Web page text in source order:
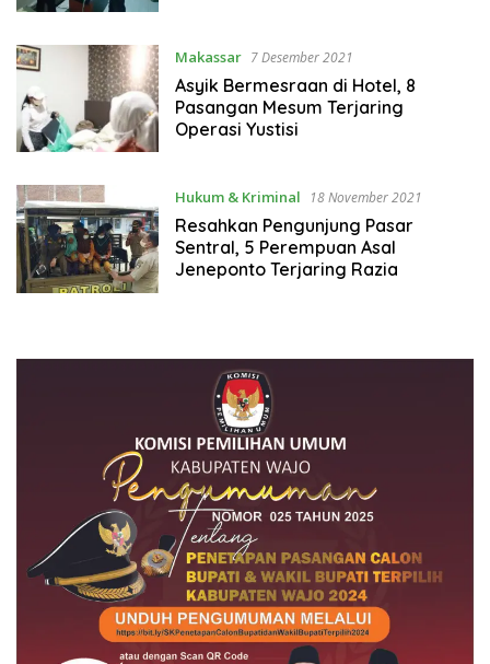
Makassar 7 Desember 2021
Asyik Bermesraan di Hotel, 8
Pasangan Mesum Terjaring
Operasi Yustisi
Hukum & Kriminal 18 November 2021
Resahkan Pengunjung Pasar
Sentral, 5 Perempuan Asal
Jeneponto Terjaring Razia